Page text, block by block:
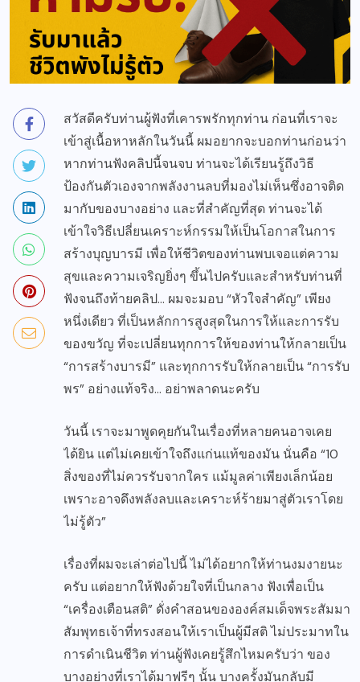
สวัสดีครับท่านผู้ฟังที่เคารพรักทุกท่าน ก่อนที่เราจะ
เข้าสู่เนื้อหาหลักในวันนี้ ผมอยากจะบอกท่านก่อนว่า
หากท่านฟังคลิปนี้จนจบ ท่านจะได้เรียนรู้ถึงวิธี
ป้องกันตัวเองจากพลังงานลบที่มองไม่เห็นซึ่งอาจติด
มากับของบางอย่าง และที่สำคัญที่สุด ท่านจะได้
เข้าใจวิธีเปลี่ยนเคราะห์กรรมให้เป็นโอกาสในการ
สร้างบุญบารมี เพื่อให้ชีวิตของท่านพบเจอแต่ความ
สุขและความเจริญยิ่งๆ ขึ้นไปครับและสำหรับท่านที่
ฟังจนถึงท้ายคลิป… ผมจะมอบ “หัวใจสำคัญ” เพียง
หนึ่งเดียว ที่เป็นหลักการสูงสุดในการให้และการรับ
ของขวัญ ที่จะเปลี่ยนทุกการให้ของท่านให้กลายเป็น
“การสร้างบารมี” และทุกการรับให้กลายเป็น “การรับ
พร” อย่างแท้จริง… อย่าพลาดนะครับ
วันนี้ เราจะมาพูดคุยกันในเรื่องที่หลายคนอาจเคย
ได้ยิน แต่ไม่เคยเข้าใจถึงแก่นแท้ของมัน นั่นคือ “10
สิ่งของที่ไม่ควรรับจากใคร แม้มูลค่าเพียงเล็กน้อย
เพราะอาจดึงพลังลบและเคราะห์ร้ายมาสู่ตัวเราโดย
ไม่รู้ตัว”
เรื่องที่ผมจะเล่าต่อไปนี้ ไม่ได้อยากให้ท่านงมงายนะ
ครับ แต่อยากให้ฟังด้วยใจที่เป็นกลาง ฟังเพื่อเป็น
“เครื่องเตือนสติ” ดั่งคำสอนขององค์สมเด็จพระสัมมา
สัมพุทธเจ้าที่ทรงสอนให้เราเป็นผู้มีสติ ไม่ประมาทใน
การดำเนินชีวิต ท่านผู้ฟังเคยรู้สึกไหมครับว่า ของ
บางอย่างที่เราได้มาฟรีๆ นั้น บางครั้งมันกลับมี